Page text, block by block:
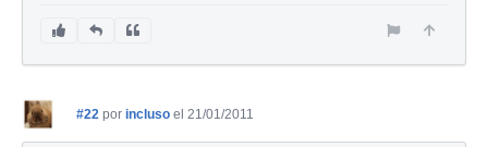
#22 por incluso el 21/01/2011